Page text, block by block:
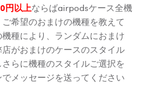
円以上ならばairpodsケース全機
希望のおまけの機種を教えて
種により、ランダムにおまけ
がおまけのケースのスタイル
らに機種のスタイルご選択を
メッセージを送ってください